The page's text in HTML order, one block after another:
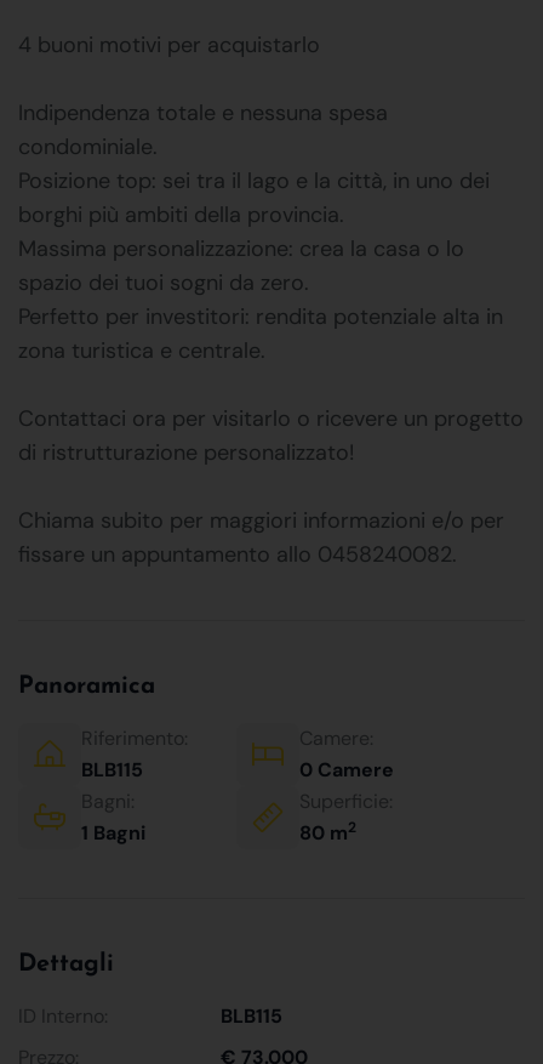
4 buoni motivi per acquistarlo
Indipendenza totale e nessuna spesa
condominiale.
Posizione top: sei tra il lago e la città, in uno dei
borghi più ambiti della provincia.
Massima personalizzazione: crea la casa o lo
spazio dei tuoi sogni da zero.
Perfetto per investitori: rendita potenziale alta in
zona turistica e centrale.
Contattaci ora per visitarlo o ricevere un progetto
di ristrutturazione personalizzato!
Chiama subito per maggiori informazioni e/o per
fissare un appuntamento allo 0458240082.
Panoramica
Riferimento:
BLB115
Camere:
0 Camere
Bagni:
1 Bagni
Superficie:
80 m2
Dettagli
ID Interno:
BLB115
Prezzo:
€ 73.000